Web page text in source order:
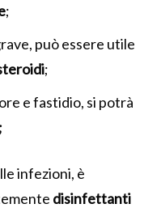
;
può essere utile
;
e fastidio, si potrà
infezioni, è
disinfettanti